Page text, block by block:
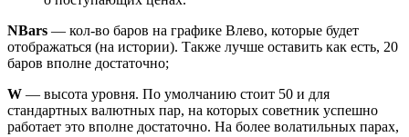
NBars — кол-во баров на графике Влево, которые будет
отображаться (на истории). Также лучше оставить как есть, 20
баров вполне достаточно;
W — высота уровня. По умолчанию стоит 50 и для
стандартных валютных пар, на которых советник успешно
работает это вполне достаточно. На более волатильных парах,